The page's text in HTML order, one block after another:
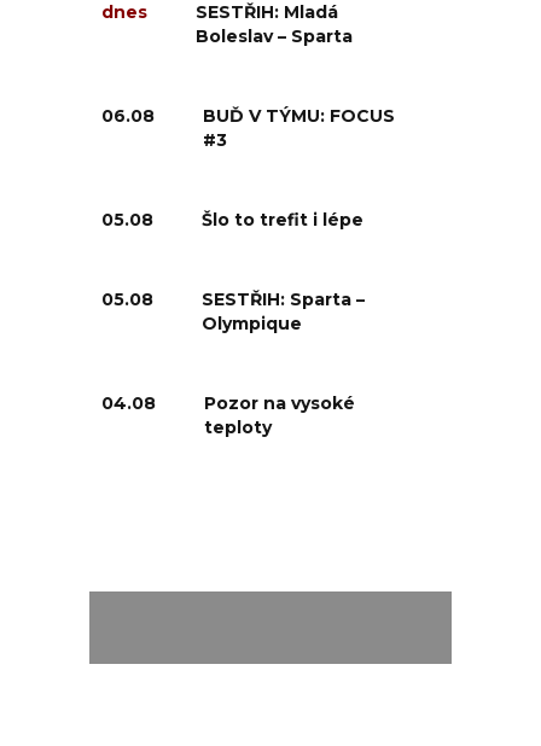
dnes
SESTŘIH: Mladá
Boleslav – Sparta
06.08
BUĎ V TÝMU: FOCUS
#3
05.08 Šlo to trefit i lépe
05.08
SESTŘIH: Sparta –
Olympique
04.08
Pozor na vysoké
teploty